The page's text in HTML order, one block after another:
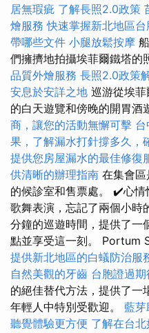
居無瑕疵 了解長照2.0政策
燴服務 快速掌握新北地區
帶哪些文件 小腿放鬆按摩
們擁擠地拍攝埃菲爾鐵塔的
品質外燴服務 長照2.0政策
安息於安詳之地 巡游從埃
的白天遊覽和傍晚的開胃酒
商，讓您的活動無懈可擊
果，了解漏水打針撐多久，
提供您房屋漏水的最佳修復
供清晰的辦理指南 在集會
的候診室和售票處。 ✔️心
歌舞表演，忘記了兩個小時
分鐘的巡遊時間，提供了一
點並享受這一刻。 Portum
提供新北地區的白蟻防治服
自然美觀的牙齒 台胞證過
的絕佳替代方法，提供了一
年輕人中特別受歡迎。 藍芽
聽覺體驗更方便 了解在台